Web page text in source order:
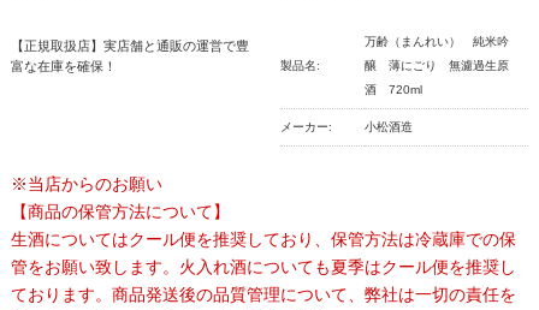
【正規取扱店】実店舗と通販の運営で豊
富な在庫を確保！
製品名:
万齢（まんれい） 純米吟
醸 薄にごり 無濾過生原
酒 720ml
メーカー: 小松酒造
※当店からのお願い
【商品の保管方法について】
生酒についてはクール便を推奨しており、保管方法は冷蔵庫での保
管をお願い致します。火入れ酒についても夏季はクール便を推奨し
ております。商品発送後の品質管理について、弊社は一切の責任を